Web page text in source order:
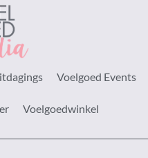
Voelgoed Events
Voelgoedwinkel